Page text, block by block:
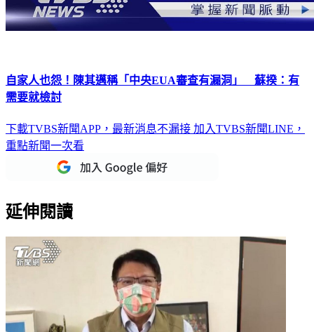
自家人也怨！陳其邁稱「中央EUA審查有漏洞」 蘇揆：有
需要就檢討
下載TVBS新聞APP，最新消息不漏接 加入TVBS新聞LINE，
重點新聞一次看
延伸閱讀